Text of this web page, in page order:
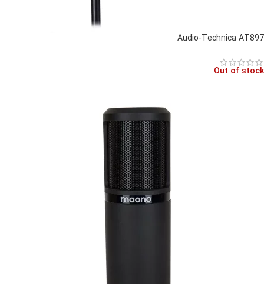
Audio-Technica AT897
Out of stock